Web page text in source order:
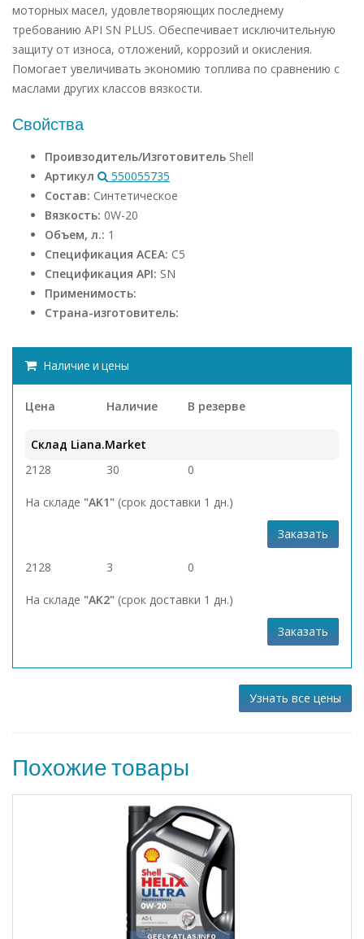
моторных масел, удовлетворяющих последнему
требованию API SN PLUS. Обеспечивает исключительную
защиту от износа, отложений, коррозий и окисления.
Помогает увеличивать экономию топлива по сравнению с
маслами других классов вязкости.
Свойства
Проивзодитель/Изготовитель Shell
Артикул
550055735
Состав: Синтетическое
Вязкость: 0W-20
Объем, л.: 1
Спецификация ACEA: C5
Спецификация API: SN
Применимость:
Страна-изготовитель:
Наличие и цены
Цена Наличие В резерве
Склад Liana.Market
2128
30 0
На складе "AK1" (срок доставки 1 дн.)
Заказать
2128 3 0
На складе "AK2" (срок доставки 1 дн.)
Заказать
Узнать все цены
Похожие товары